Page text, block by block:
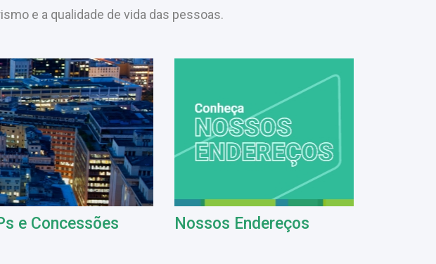
e a qualidade de vida das pessoas.
e Concessões Nossos Endereços